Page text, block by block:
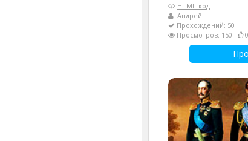
HTML-код
Андрей
Прохождений: 50
Просмотров: 150
0